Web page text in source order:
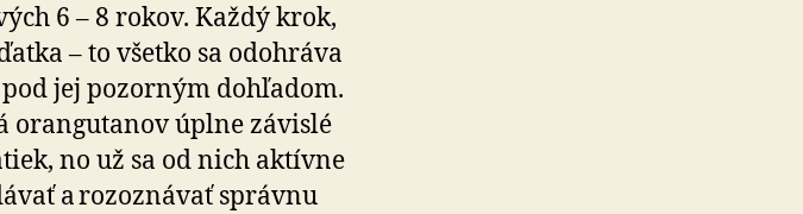
6 – 8 rokov. Každý krok,
– to všetko sa odohráva
jej pozorným dohľadom.
orangutanov úplne závislé
no už sa od nich aktívne
a rozoznávať správnu